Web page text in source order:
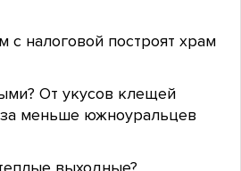
с налоговой построят храм
От укусов клещей
меньше южноуральцев